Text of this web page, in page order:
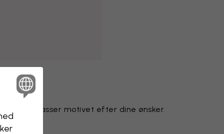
tilpasser motivet efter dine ønsker.